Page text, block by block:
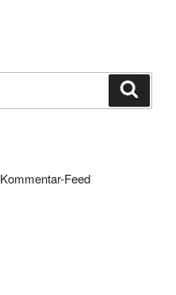
Kommentar-Feed